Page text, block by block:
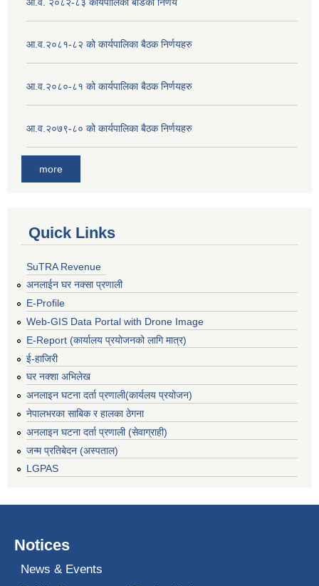
आ.व. २०८२-८३ कार्यपालिका बोर्डको निर्णय
आ.व.२०८१-८२ को कार्यपालिका बैठक निर्णयहरु
आ.व.२०८०-८१ को कार्यपालिका बैठक निर्णयहरु
आ.व.२०७९-८० को कार्यपालिका बैठक निर्णयहरु
more
Quick Links
SuTRA Revenue
अनलाईन घर नक्सा प्रणाली
E-Profile
Web-GIS Data Portal with Drone Image
E-Report (कार्यालय प्रयोजनको लागि मात्र)
ई-हाजिरी
घर नक्शा अभिलेख
अनलाइन घटना दर्ता प्रणाली(कार्यलय प्रयोजन)
नेपालभरका साबिक र हालका ठेगना
अनलाइन घटना दर्ता प्रणाली (सेवाग्राही)
जन्म प्रतिबेदन (अस्पताल)
LGPAS
Notices
News & Events